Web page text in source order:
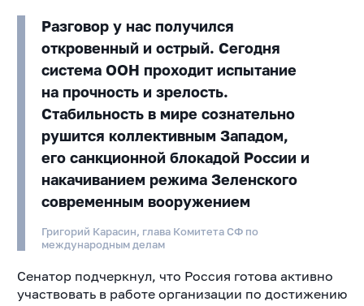
Разговор у нас получился
откровенный и острый. Сегодня
система ООН проходит испытание
на прочность и зрелость.
Стабильность в мире сознательно
рушится коллективным Западом,
его санкционной блокадой России и
накачиванием режима Зеленского
современным вооружением
Григорий Карасин, глава Комитета СФ по
международным делам
Сенатор подчеркнул, что Россия готова активно
участвовать в работе организации по достижению